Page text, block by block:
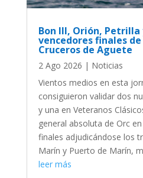
Bon III, Orión, Petrilla
vencedores finales de
Cruceros de Aguete
2 Ago 2026 | Noticias
Vientos medios en esta
consiguieron validar dos
y una en Veteranos
general absoluta de Orc
finales adjudicándose los
Marín y Puerto de Marín,
leer más